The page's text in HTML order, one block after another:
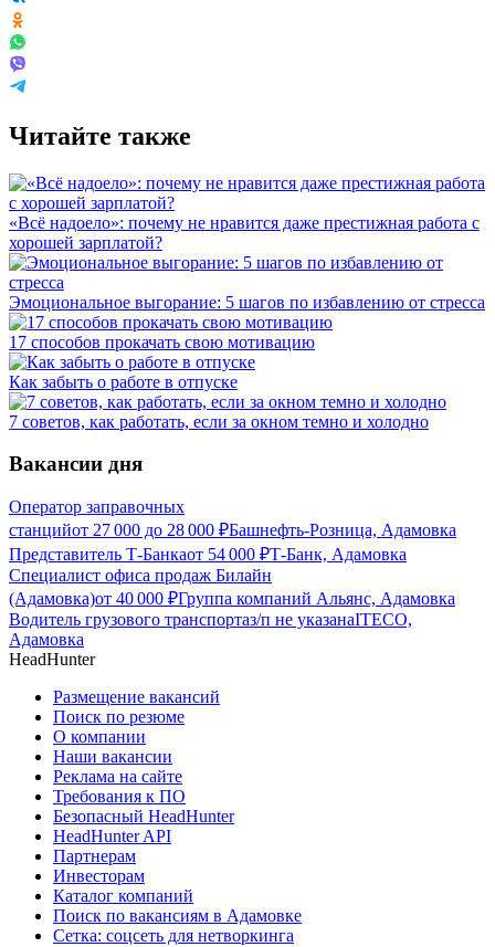
Читайте также
«Всё надоело»: почему не нравится даже престижная работа с
хорошей зарплатой?
Эмоциональное выгорание: 5 шагов по избавлению от стресса
17 способов прокачать свою мотивацию
Как забыть о работе в отпуске
7 советов, как работать, если за окном темно и холодно
Вакансии дня
Оператор заправочных
станцийот 27 000 до 28 000 ₽Башнефть-Розница, Адамовка
Представитель Т-Банкаот 54 000 ₽Т-Банк, Адамовка
Специалист офиса продаж Билайн
(Адамовка)от 40 000 ₽Группа компаний Альянс, Адамовка
Водитель грузового транспортаз/п не указанаITECO,
Адамовка
HeadHunter
Размещение вакансий
Поиск по резюме
О компании
Наши вакансии
Реклама на сайте
Требования к ПО
Безопасный HeadHunter
HeadHunter API
Партнерам
Инвесторам
Каталог компаний
Поиск по вакансиям в Адамовке
Сетка: соцсеть для нетворкинга